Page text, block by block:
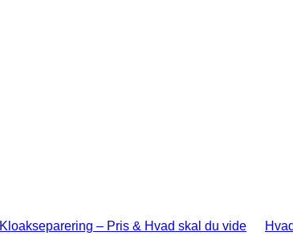
Kloakseparering – Pris & Hvad skal du vide